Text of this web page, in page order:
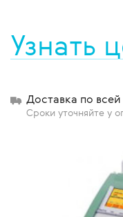
Узнать
Доставка по
Сроки уточняйте у